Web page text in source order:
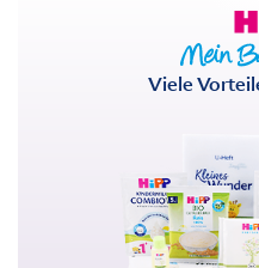
Viele